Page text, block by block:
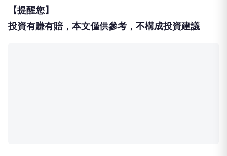
【提醒您】
投資有賺有賠，本文僅供參考，不構成投資建議